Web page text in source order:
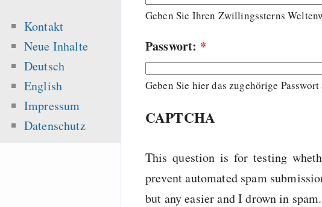
Geben Sie Ihren Zwillingssterns
Passwort: *
Geben Sie hier das zugehörige Passwort
CAPTCHA
This question is for testing
prevent automated spam
but any easier and I drown in spam.
Kontakt
Neue Inhalte
Deutsch
English
Impressum
Datenschutz